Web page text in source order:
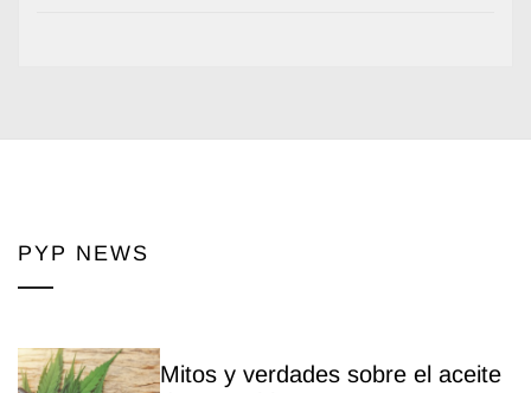
PYP NEWS
Mitos y verdades sobre el aceite